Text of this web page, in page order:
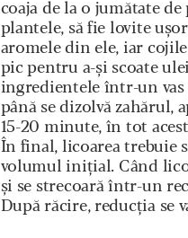
coaja de la o jumătate
plantele, să fie lovite
aromele din ele, iar
pic pentru a-și scoate
ingredientele într-un
până se dizolvă zahărul,
15-20 minute, în tot
În final, licoarea trebuie
volumul inițial. Când
și se strecoară într-un
După răcire, reducția se